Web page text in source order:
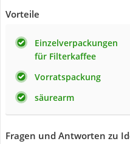
Vorteile
Einzelverpackungen
für Filterkaffee
Vorratspackung
säurearm
Fragen und Antworten zu